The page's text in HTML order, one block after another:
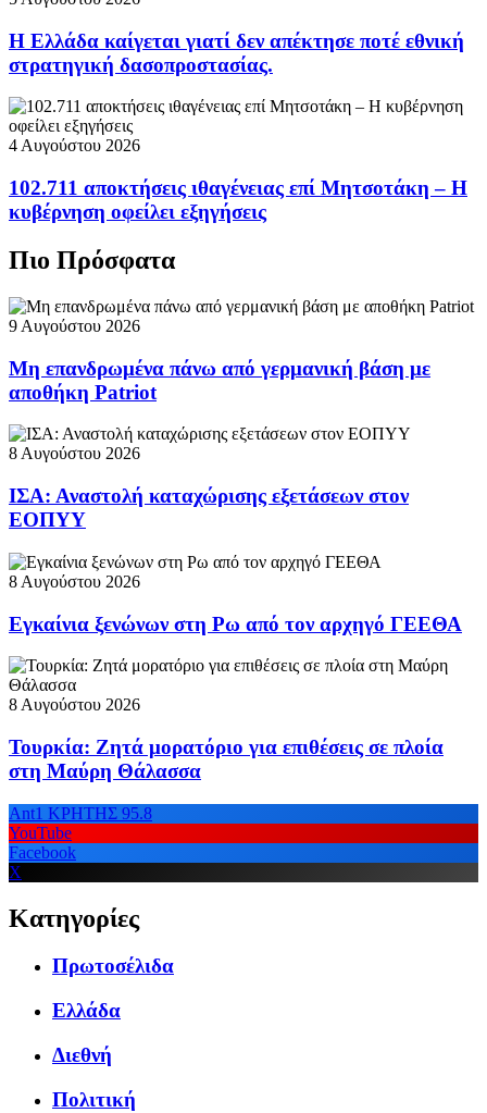
Η Ελλάδα καίγεται γιατί δεν απέκτησε ποτέ εθνική
στρατηγική δασοπροστασίας.
4 Αυγούστου 2026
102.711 αποκτήσεις ιθαγένειας επί Μητσοτάκη – Η
κυβέρνηση οφείλει εξηγήσεις
Πιο Πρόσφατα
9 Αυγούστου 2026
Μη επανδρωμένα πάνω από γερμανική βάση με
αποθήκη Patriot
8 Αυγούστου 2026
ΙΣΑ: Αναστολή καταχώρισης εξετάσεων στον
ΕΟΠΥΥ
8 Αυγούστου 2026
Εγκαίνια ξενώνων στη Ρω από τον αρχηγό ΓΕΕΘΑ
8 Αυγούστου 2026
Τουρκία: Ζητά μορατόριο για επιθέσεις σε πλοία
στη Μαύρη Θάλασσα
Ant1 ΚΡΗΤΗΣ 95.8
YouTube
Facebook
X
Κατηγορίες
Πρωτοσέλιδα
Ελλάδα
Διεθνή
Πολιτική